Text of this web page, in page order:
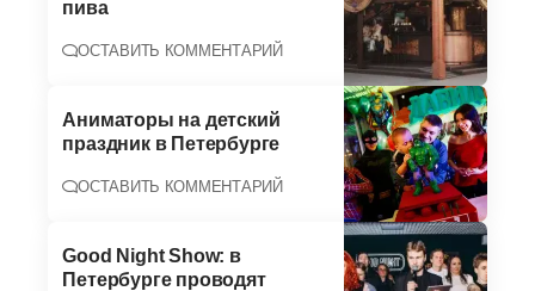
пива
ОСТАВИТЬ КОММЕНТАРИЙ
Аниматоры на детский
праздник в Петербурге
ОСТАВИТЬ КОММЕНТАРИЙ
Good Night Show: в
Петербурге проводят